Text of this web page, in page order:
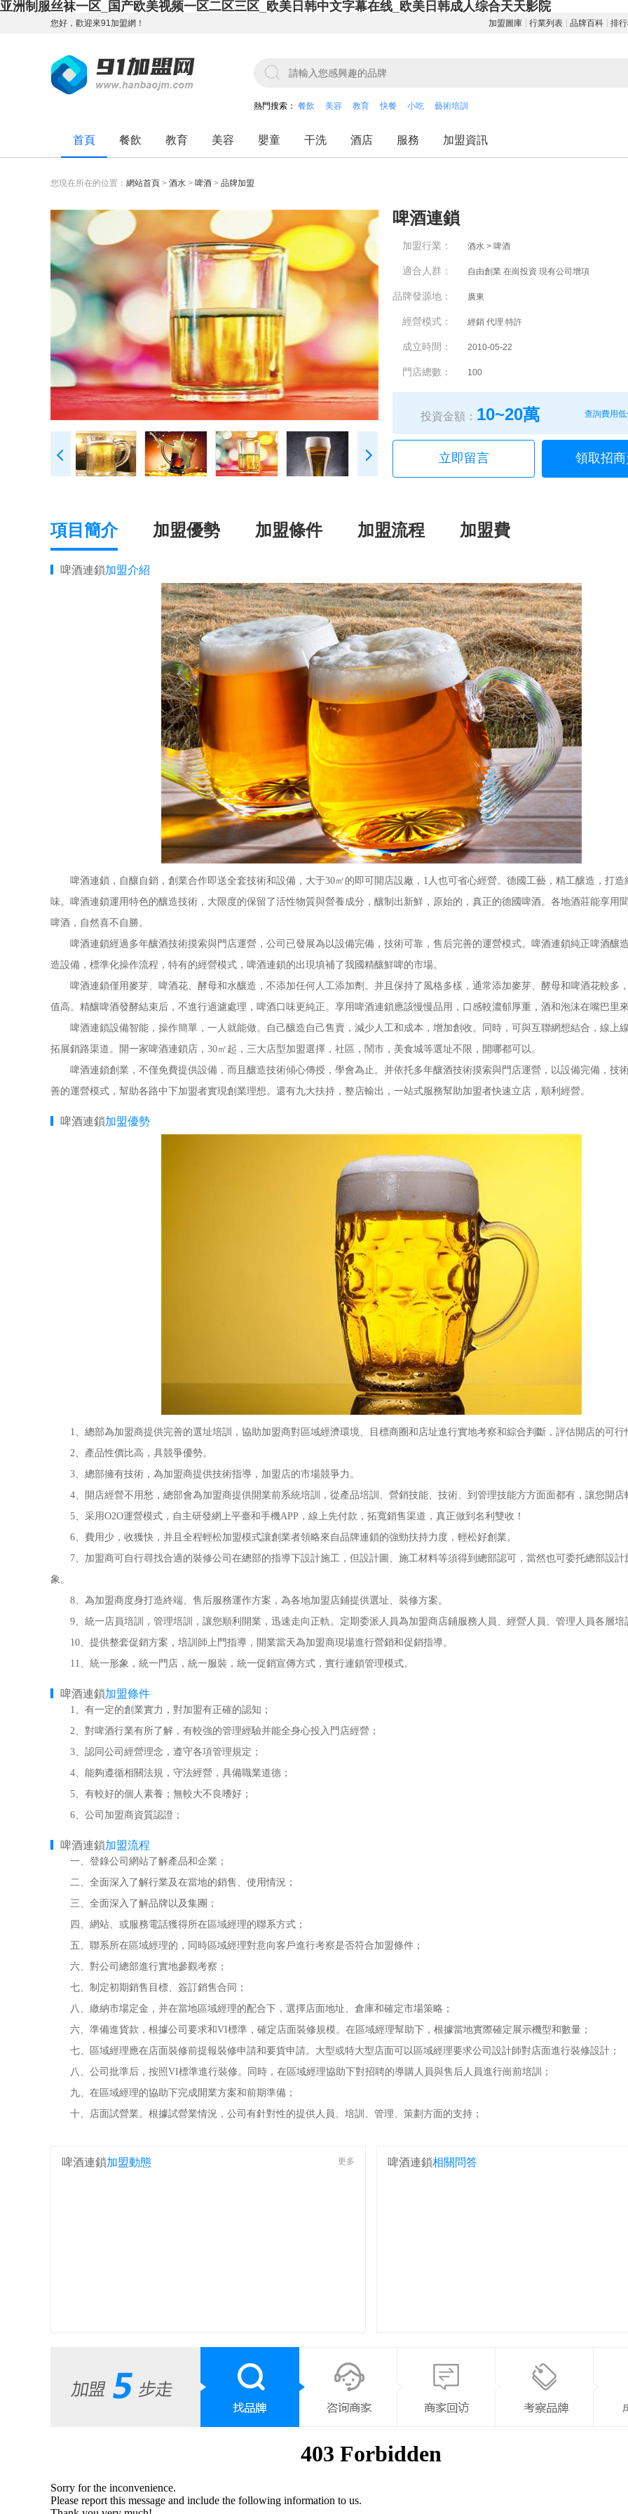
亚洲制服丝袜一区_国产欧美视频一区二区三区_欧美日韩中文字幕在线_欧美日韩成人综合天天影院
您好，歡迎來91加盟網！ 加盟圖庫 行業列表 品牌百科 排
熱門搜索： 餐飲 美容 教育 快餐 小吃 藝術培訓
首頁 餐飲 教育 美容 嬰童 干洗 酒店 服務 加盟資訊
您現在所在的位置： 網站首頁 > 酒水 > 啤酒 > 品牌加盟
啤酒連鎖
加盟行業： 酒水 > 啤酒
適合人群： 自由創業 在崗投資 現有公司增項
品牌發源地： 廣東
經營模式： 經銷 代理 特許
成立時間： 2010-05-22
門店總數： 100
投資金額： 10~20萬 查詢費用
立即留言 領取招
項目簡介 加盟優勢 加盟條件 加盟流程 加盟費
啤酒連鎖加盟介紹
啤酒連鎖，自釀自銷，創業合作即送全套技術和設備，大于30㎡的即可開店設廠，1人也可省心經營。德國工藝，精工釀造，打造
味。啤酒連鎖運用特色的釀造技術，大限度的保留了活性物質與營養成分，釀制出新鮮，原始的，真正的德國啤酒。各地酒莊能享用
啤酒，自然喜不自勝。
啤酒連鎖經過多年釀酒技術摸索與門店運營，公司已發展為以設備完備，技術可靠，售后完善的運營模式。啤酒連鎖純正啤酒釀
造設備，標準化操作流程，特有的經營模式，啤酒連鎖的出現填補了我國精釀鮮啤的市場。
啤酒連鎖僅用麥芽、啤酒花、酵母和水釀造，不添加任何人工添加劑。并且保持了風格多樣，通常添加麥芽、酵母和啤酒花較多
值高。精釀啤酒發酵結束后，不進行過濾處理，啤酒口味更純正。享用啤酒連鎖應該慢慢品用，口感較濃郁厚重，酒和泡沫在嘴巴里
啤酒連鎖設備智能，操作簡單，一人就能做。自己釀造自己售賣，減少人工和成本，增加創收。同時，可與互聯網想結合，線上
拓展銷路渠道。開一家啤酒連鎖店，30㎡起，三大店型加盟選擇，社區，鬧市，美食城等選址不限，開哪都可以。
啤酒連鎖創業，不僅免費提供設備，而且釀造技術傾心傳授，學會為止。并依托多年釀酒技術摸索與門店運營，以設備完備，技
善的運營模式，幫助各路中下加盟者實現創業理想。還有九大扶持，整店輸出，一站式服務幫助加盟者快速立店，順利經營。
啤酒連鎖加盟優勢
1、總部為加盟商提供完善的選址培訓，協助加盟商對區域經濟環境、目標商圈和店址進行實地考察和綜合判斷，評估開店的可行
2、產品性價比高，具競爭優勢。
3、總部擁有技術，為加盟商提供技術指導，加盟店的市場競爭力。
4、開店經營不用愁，總部會為加盟商提供開業前系統培訓，從產品培訓、營銷技能、技術、到管理技能方方面面都有，讓您開店
5、采用O2O運營模式，自主研發網上平臺和手機APP，線上先付款，拓寬銷售渠道，真正做到名利雙收！
6、費用少，收獲快，并且全程輕松加盟模式讓創業者領略來自品牌連鎖的強勁扶持力度，輕松好創業。
7、加盟商可自行尋找合適的裝修公司在總部的指導下設計施工，但設計圖、施工材料等須得到總部認可，當然也可委托總部設計
象。
8、為加盟商度身打造終端、售后服務運作方案，為各地加盟店鋪提供選址、裝修方案。
9、統一店員培訓，管理培訓，讓您順利開業，迅速走向正軌。定期委派人員為加盟商店鋪服務人員、經營人員、管理人員各層培
10、提供整套促銷方案，培訓師上門指導，開業當天為加盟商現場進行營銷和促銷指導。
11、統一形象，統一門店，統一服裝，統一促銷宣傳方式，實行連鎖管理模式。
啤酒連鎖加盟條件
1、有一定的創業實力，對加盟有正確的認知；
2、對啤酒行業有所了解，有較強的管理經驗并能全身心投入門店經營；
3、認同公司經營理念，遵守各項管理規定；
4、能夠遵循相關法規，守法經營，具備職業道德；
5、有較好的個人素養；無較大不良嗜好；
6、公司加盟商資質認證；
啤酒連鎖加盟流程
一、登錄公司網站了解產品和企業；
二、全面深入了解行業及在當地的銷售、使用情況；
三、全面深入了解品牌以及集團；
四、網站、或服務電話獲得所在區域經理的聯系方式；
五、聯系所在區域經理的，同時區域經理對意向客戶進行考察是否符合加盟條件；
六、對公司總部進行實地參觀考察；
七、制定初期銷售目標、簽訂銷售合同；
八、繳納市場定金，并在當地區域經理的配合下，選擇店面地址、倉庫和確定市場策略；
六、準備進貨款，根據公司要求和VI標準，確定店面裝修規模。在區域經理幫助下，根據當地實際確定展示機型和數量；
七、區域經理應在店面裝修前提報裝修申請和要貨申請。大型或特大型店面可以區域經理要求公司設計師對店面進行裝修設計；
八、公司批準后，按照VI標準進行裝修。同時，在區域經理協助下對招聘的導購人員與售后人員進行崗前培訓；
九、在區域經理的協助下完成開業方案和前期準備；
十、店面試營業。根據試營業情況，公司有針對性的提供人員、培訓、管理、策劃方面的支持；
啤酒連鎖加盟動態 更多 啤酒連鎖相關問答